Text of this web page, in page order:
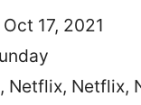
17, 2021
Netflix, Netflix,